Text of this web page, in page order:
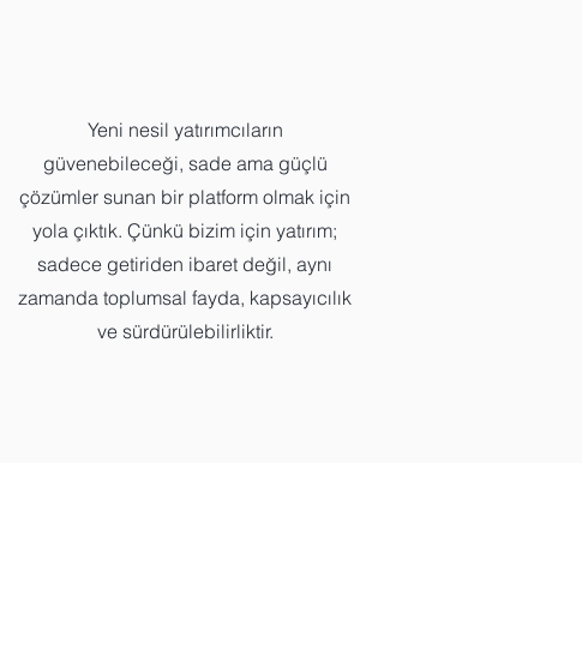
Yeni nesil yatırımcıların
güvenebileceği, sade ama güçlü
çözümler sunan bir platform olmak için
yola çıktık. Çünkü bizim için yatırım;
sadece getiriden ibaret değil, aynı
zamanda toplumsal fayda, kapsayıcılık
ve sürdürülebilirliktir.